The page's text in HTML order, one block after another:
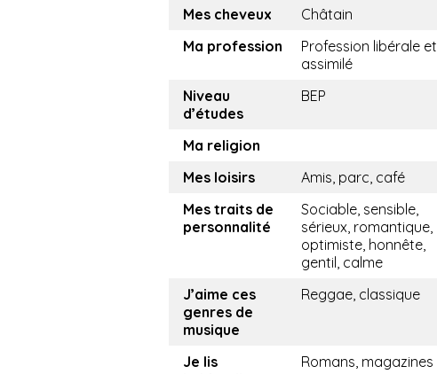
Mes cheveux
Châtain
Ma profession
Profession libérale et
assimilé
Niveau
d’études
BEP
Ma religion
Mes loisirs
Amis, parc, café
Mes traits de
personnalité
Sociable, sensible,
sérieux, romantique,
optimiste, honnête,
gentil, calme
J’aime ces
genres de
musique
Reggae, classique
Je lis
Romans, magazines